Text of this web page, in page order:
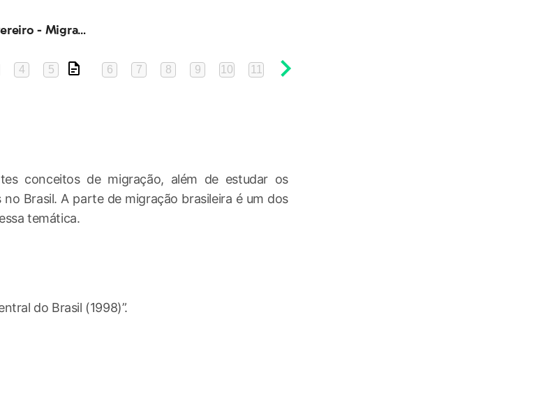
Geografia - Turma de Fevereiro - Migrações e os fluxos brasileiros
4 5 6 7 8 9 10 11 12
conceitos de migração, além de estudar os
Brasil. A parte de migração brasileira é um dos
temática.
do Brasil (1998)”.